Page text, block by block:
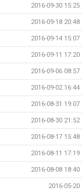
2016-09-30 15:25
2016-09-18 20:48
2016-09-14 15:07
2016-09-11 17:20
2016-09-06 08:57
2016-09-02 16:44
2016-08-31 19:07
2016-08-30 21:52
2016-08-17 15:48
2016-08-11 17:19
2016-08-08 18:40
2016-05-20